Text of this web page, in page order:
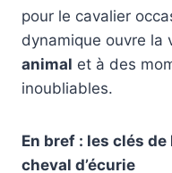
pour le cavalier
dynamique ouvre la
animal et à des
inoubliables.
En bref : les clés
cheval d’écurie